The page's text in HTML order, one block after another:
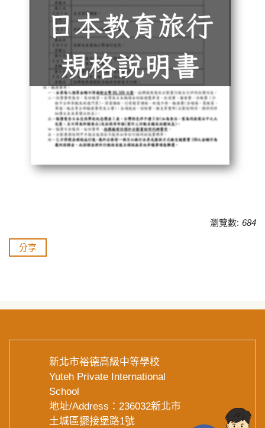
瀏覽數: 684
分享
新北市裕德高級中等學校
Yuteh Private International
School
地址/Address：236032新北市
土城區擺接堡路1號